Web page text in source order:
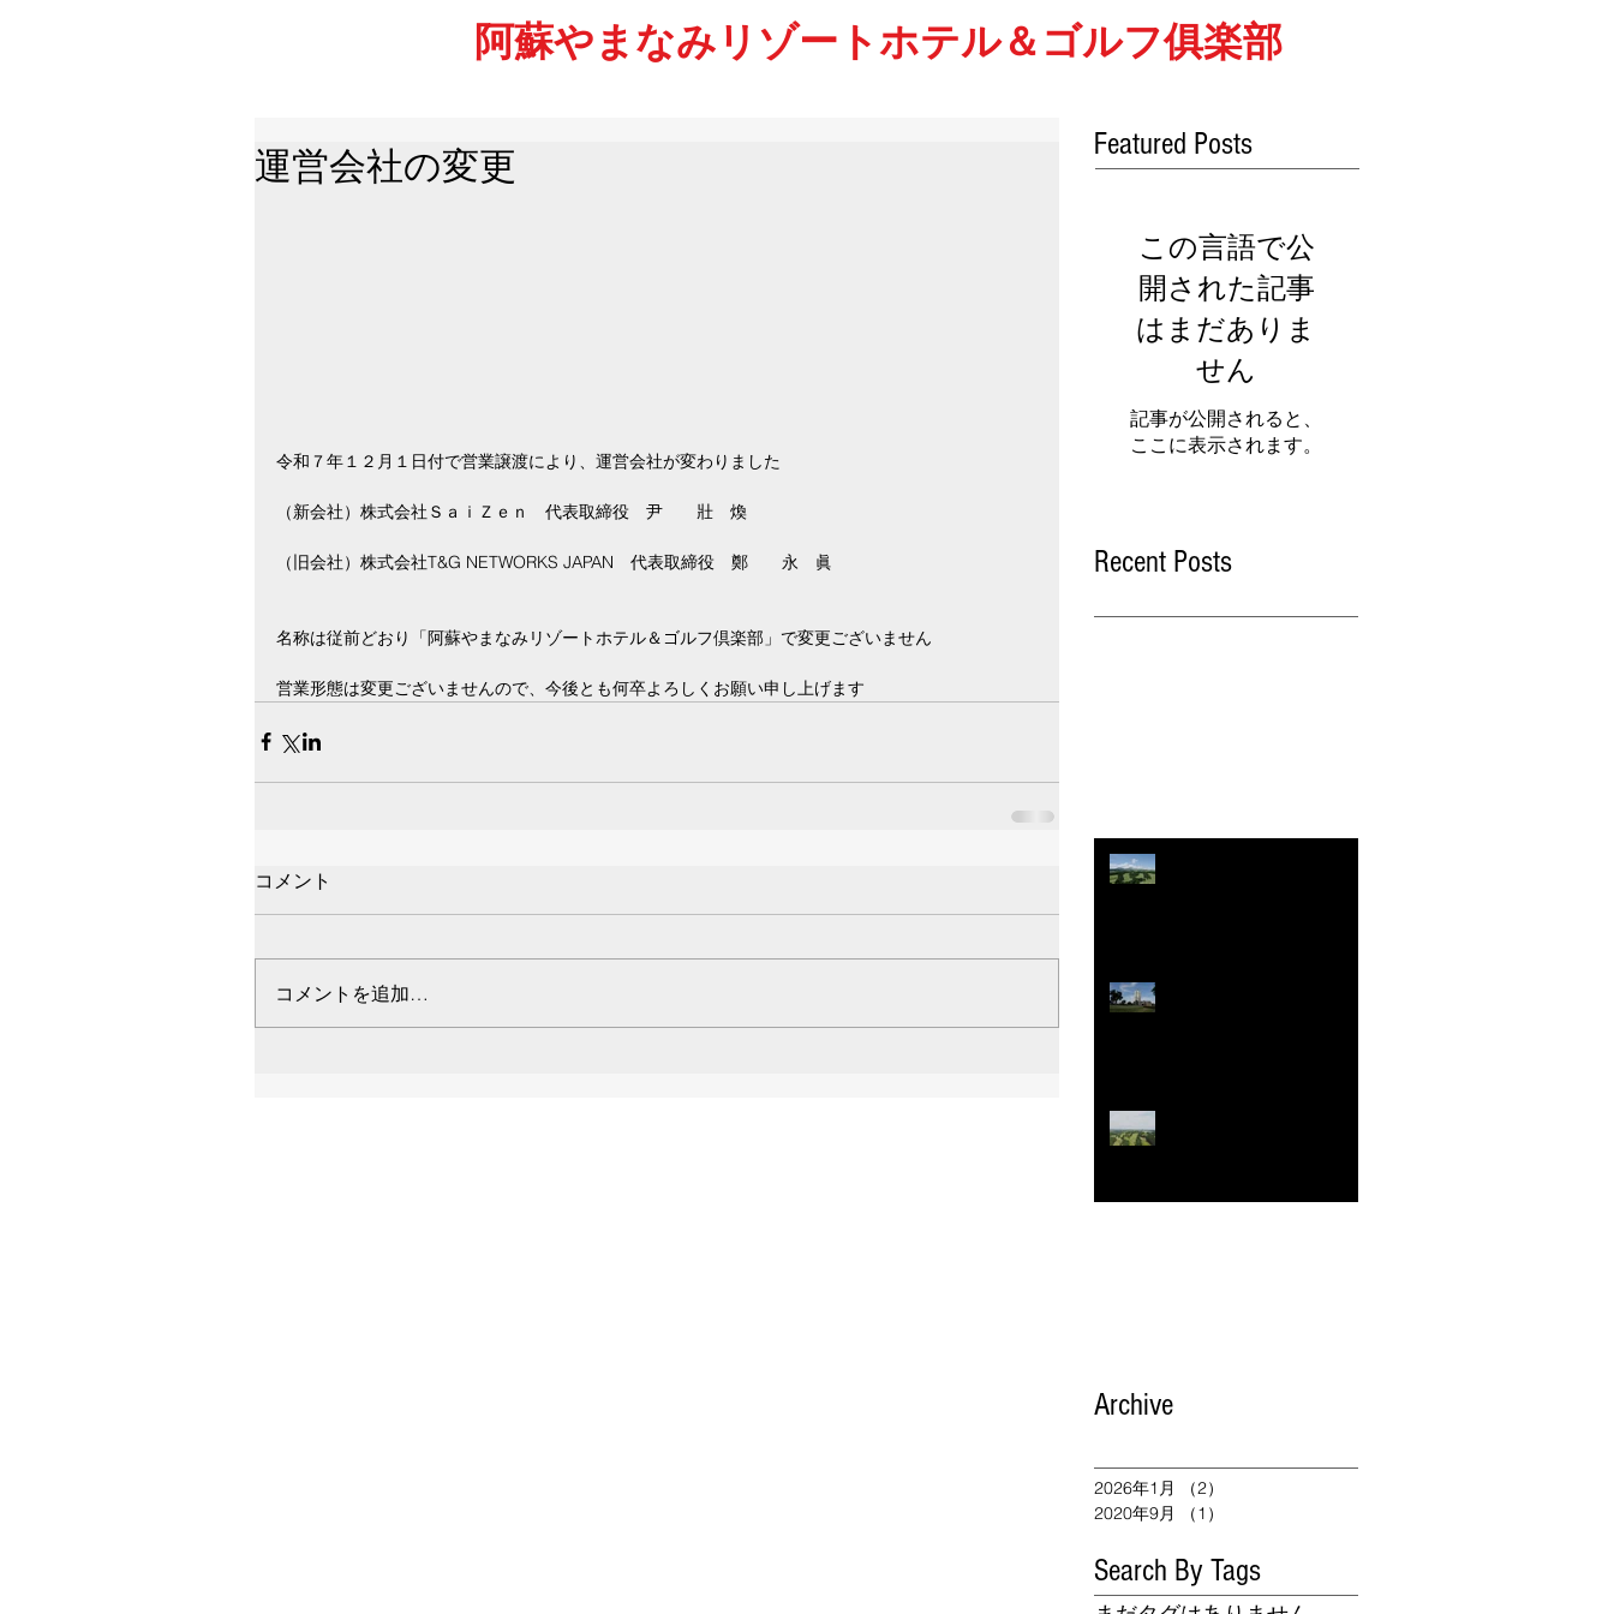
阿蘇やまなみリゾートホテル＆ゴルフ俱楽部
運営会社の変更
令和７年１２月１日付で営業譲渡により、運営会社が変わりました
（新会社）株式会社ＳａｉＺｅｎ　代表取締役　尹　　壯　煥
（旧会社）株式会社T&G NETWORKS JAPAN　代表取締役　鄭　　永　眞
名称は従前どおり「阿蘇やまなみリゾートホテル＆ゴルフ倶楽部」で変更ございません
営業形態は変更ございませんので、今後とも何卒よろしくお願い申し上げます
コメント
コメントを追加…
Featured Posts
この言語で公
開された記事
はまだありま
せん
記事が公開されると、
ここに表示されます。
Recent Posts
Archive
2026年1月 （2）
2020年9月
（1）
Search By Tags